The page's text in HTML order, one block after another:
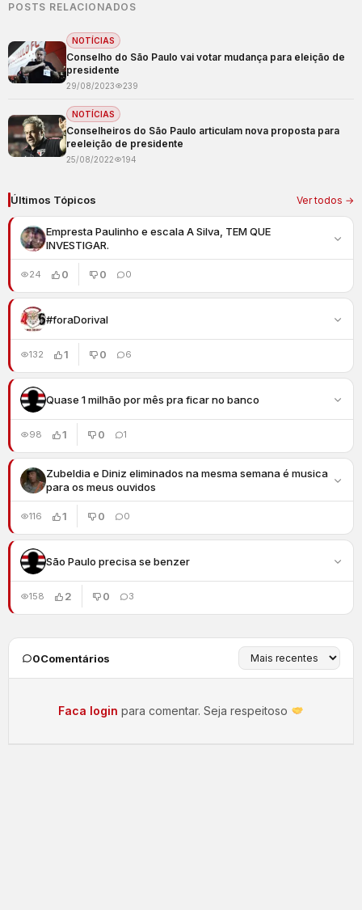
POSTS RELACIONADOS
NOTÍCIAS
Conselho do São Paulo vai votar mudança para eleição de
presidente
29/08/2023 239
NOTÍCIAS
Conselheiros do São Paulo articulam nova proposta para
reeleição de presidente
25/08/2022 194
Últimos Tópicos Ver todos →
Empresta Paulinho e escala A Silva, TEM QUE
INVESTIGAR.
24 0 0 0
#foraDorival
132 1 0 6
Quase 1 milhão por mês pra ficar no banco
98 1 0 1
Zubeldia e Diniz eliminados na mesma semana é musica
para os meus ouvidos
116 1 0 0
São Paulo precisa se benzer
158 2 0 3
0Comentários
Faca login para comentar. Seja respeitoso